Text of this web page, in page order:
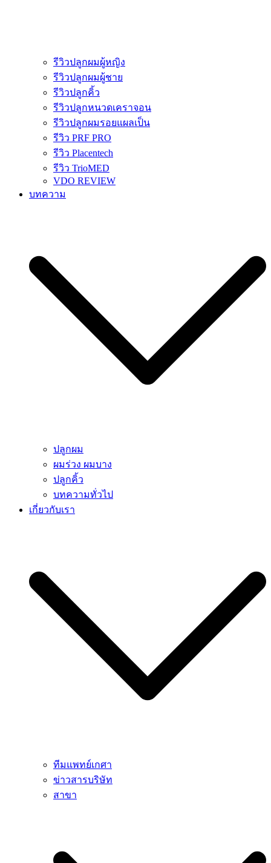
รีวิวปลูกผมผู้หญิง
รีวิวปลูกผมผู้ชาย
รีวิวปลูกคิ้ว
รีวิวปลูกหนวดเคราจอน
รีวิวปลูกผมรอยแผลเป็น
รีวิว PRF PRO
รีวิว Placentech
รีวิว TrioMED
VDO REVIEW
บทความ
ปลูกผม
ผมร่วง ผมบาง
ปลูกคิ้ว
บทความทั่วไป
เกี่ยวกับเรา
ทีมแพทย์เกศา
ข่าวสารบริษัท
สาขา